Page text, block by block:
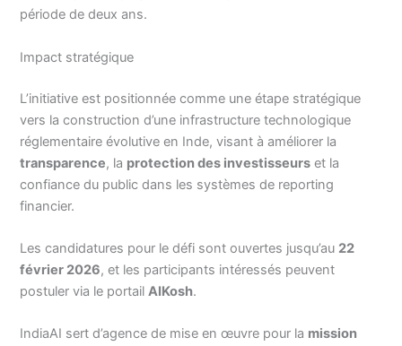
période de deux ans.
Impact stratégique
L’initiative est positionnée comme une étape stratégique
vers la construction d’une infrastructure technologique
réglementaire évolutive en Inde, visant à améliorer la
transparence, la protection des investisseurs et la
confiance du public dans les systèmes de reporting
financier.
Les candidatures pour le défi sont ouvertes jusqu’au 22
février 2026, et les participants intéressés peuvent
postuler via le portailAIKosh.
IndiaAI sert d’agence de mise en œuvre pour la mission